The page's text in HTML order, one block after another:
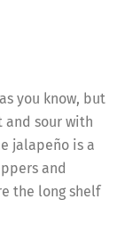
you know, but
and sour with
jalapeño is a
and
the long shelf